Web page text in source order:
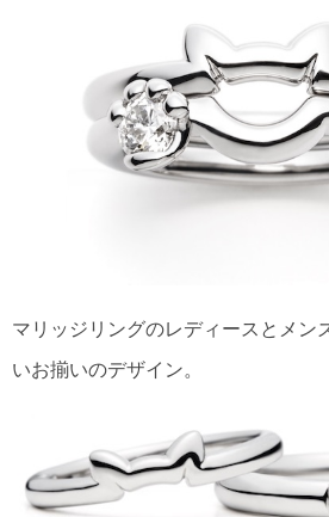
マリッジリングのレディースとメン
いお揃いのデザイン。